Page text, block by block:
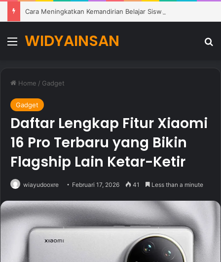
Menu
WIDYAINSAN
Home / Gadget
Gadget
Daftar Lengkap Fitur Xiaomi
16 Pro Terbaru yang Bikin
Flagship Lain Ketar-Ketir
wiayudooxre Februari 17, 2026 41 Less than a minute